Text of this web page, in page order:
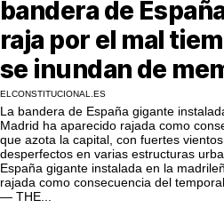
MásQueSucesos
MásQueMercados
INVESTIGACIÓN
INTERNACIONAL
OPINIÓN
MUNICIPIOS
bandera de
raja por el mal
se inundan de
ELCONSTITUCIONAL.ES
La bandera de España gigante
Madrid ha aparecido rajada como
que azota la capital, con fuertes
desperfectos en varias estructuras
España gigante instalada en la
rajada como consecuencia del
— THE...